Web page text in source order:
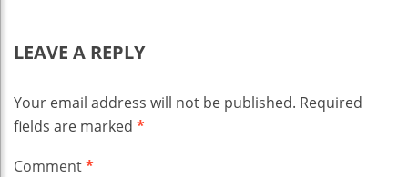
LEAVE A REPLY
Your email address will not be published. Required
fields are marked *
Comment*